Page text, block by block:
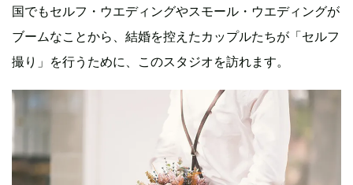
国でもセルフ・ウエディングやスモール・ウエディングが
ブームなことから、結婚を控えたカップルたちが「セルフ
撮り」を行うために、このスタジオを訪れます。